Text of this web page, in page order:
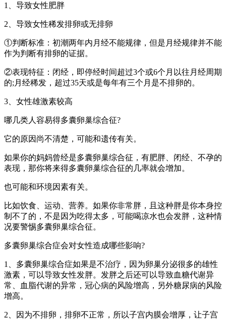
1、导致女性肥胖
2、导致女性稀发排卵或无排卵
①判断标准：初潮两年内月经不能规律，但是月经规律并不能
作为判断有排卵的证据。
②表现特征：闭经，即停经时间超过3个或6个月以往月经周期
的;月经稀发，超过35天或是每年有三个月是不排卵的。
3、女性雄激素较高
哪几类人容易得多囊卵巢综合征?
它的原因尚不清楚，可能和遗传有关。
如果你的妈妈曾经是多囊卵巢综合征，有肥胖、闭经、不孕的
表现，那你将来得多囊卵巢综合征的几率就会增加。
也可能和环境因素有关。
比如饮食、运动、营养。如果你非常胖，且这种胖是你本身控
制不了的，不是因为吃得太多，可能喝凉水也会发胖，这种情
况要警惕多囊卵巢综合征。
多囊卵巢综合症会对女性造成哪些影响?
1、多囊卵巢综合症如果是不治疗，因为卵巢分泌很多的雄性
激素，可以导致女性发胖。发胖之后还可以导致血糖代谢异
常、血脂代谢的异常，冠心病的风险增高，另外糖尿病的风险
增高。
2、因为不排卵，排卵不正常，所以子宫内膜会增厚，让子宫